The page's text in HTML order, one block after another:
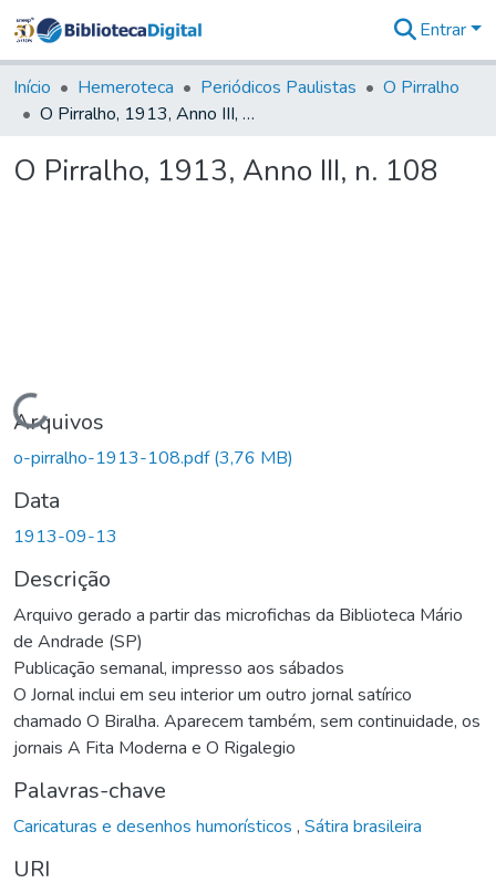
&
Coleções
Tudo na
Digital
Entrar
Início Hemeroteca Periódicos Paulistas
O Pirralho
O Pirralho, 1913, Anno III, n. 108
O Pirralho, 1913, Anno III, n. 108
Carregando...
Arquivos
o-pirralho-1913-108.pdf(3,76 MB)
Data
1913-09-13
Descrição
Arquivo gerado a partir das microfichas da Biblioteca Mário
de Andrade (SP)
Publicação semanal, impresso aos sábados
O Jornal inclui em seu interior um outro jornal satírico
chamado O Biralha. Aparecem também, sem continuidade, os
jornais A Fita Moderna e O Rigalegio
Palavras-chave
Caricaturas e desenhos humorísticos , Sátira brasileira
URI